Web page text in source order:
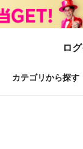
ロ
カテゴリから探す